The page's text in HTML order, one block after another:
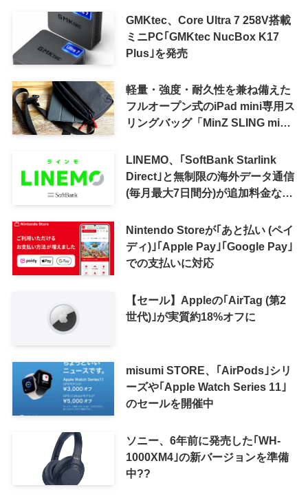
GMKtec、Core Ultra 7 258V搭載
ミニPC｢GMKtec NucBox K17
Plus｣を発売
軽量・強度・耐久性を兼ね備えた
フルオープン式のiPad mini専用ス
リングバッグ「MinZ SLING mini
LINEMO、｢SoftBank Starlink
Direct｣と無制限の海外データ通信
(毎月最大7日間分)が追加料金なし
Nintendo Storeが｢あと払い (ペイ
ディ)｣｢Apple Pay｣｢Google Pay｣
での支払いに対応
【セール】Appleの｢AirTag (第2
世代)｣が実質約18%オフに
misumi STORE、｢AirPods｣シリ
ーズや｢Apple Watch Series 11｣
のセールを開催中
ソニー、6年前に発売した｢WH-
1000XM4｣の新バージョンを準備
中??